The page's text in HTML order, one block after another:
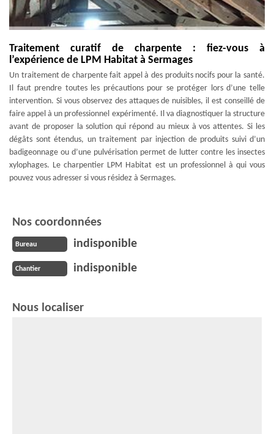
Traitement curatif de charpente : fiez-vous à
l’expérience de LPM Habitat à Sermages
Un traitement de charpente fait appel à des produits nocifs pour la santé.
Il faut prendre toutes les précautions pour se protéger lors d’une telle
intervention. Si vous observez des attaques de nuisibles, il est conseillé de
faire appel à un professionnel expérimenté. Il va diagnostiquer la structure
avant de proposer la solution qui répond au mieux à vos attentes. Si les
dégâts sont étendus, un traitement par injection de produits suivi d’un
badigeonnage ou d’une pulvérisation permet de lutter contre les insectes
xylophages. Le charpentier LPM Habitat est un professionnel à qui vous
pouvez vous adresser si vous résidez à Sermages.
Nos coordonnées
Bureau indisponible
Chantier indisponible
Nous localiser